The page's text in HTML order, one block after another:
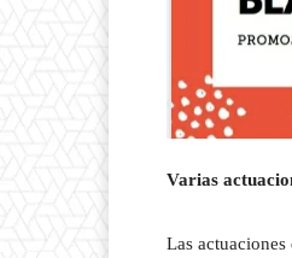
Varias
Las